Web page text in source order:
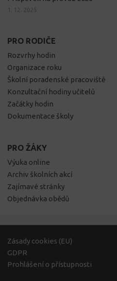
1. 12. 2025
PRO RODIČE
Rozvrhy hodin
Organizace roku
Školní poradenské pracoviště
Konzultační hodiny učitelů
Začátky hodin
Dokumentace školy
PRO ŽÁKY
Výuka online
Archiv školních akcí
Zajímavé stránky
Objednávka obědů
Zásady cookies (EU)
GDPR
Prohlášení o přístupnosti